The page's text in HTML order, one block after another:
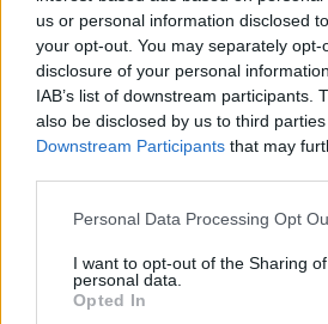
us or personal information disclosed
your opt-out. You may separately
disclosure of your personal
IAB’s list of downstream participants.
also be disclosed by us to third
Downstream Participants that may
Please note that this website/app
not limited to your visit or usage
grant or deny consent to Google and
use your data for below specified
Personal Data Processing Opt
I want to opt-out of the Sharing
personal data.
Opted In
Házasságon innen és túl